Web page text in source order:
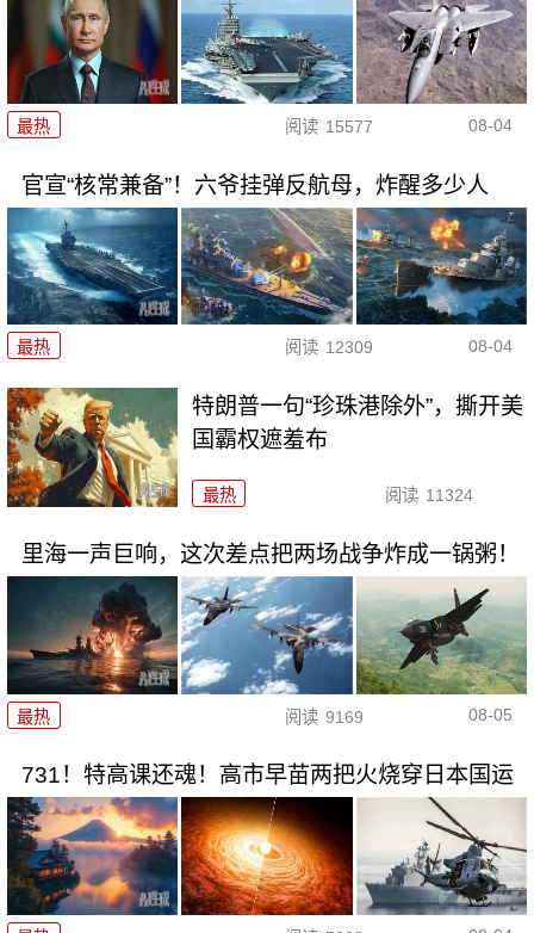
最热 阅读 15577 08-04
官宣“核常兼备”！六爷挂弹反航母，炸醒多少人
最热 阅读 12309 08-04
特朗普一句“珍珠港除外”，撕开美
国霸权遮羞布
最热 阅读 11324
里海一声巨响，这次差点把两场战争炸成一锅粥！
最热 阅读 9169 08-05
731！特高课还魂！高市早苗两把火烧穿日本国运